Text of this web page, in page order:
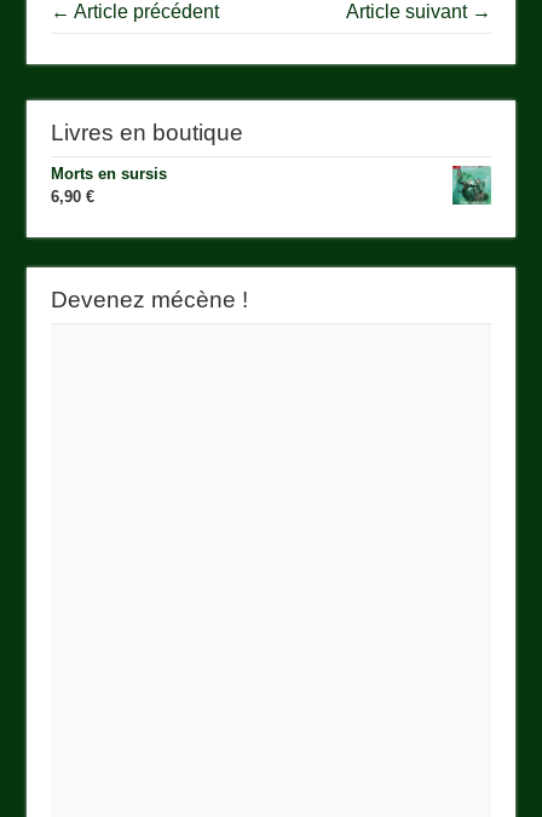
← Article précédent Article suivant →
Livres en boutique
Morts en sursis
6,90€
Devenez mécène !